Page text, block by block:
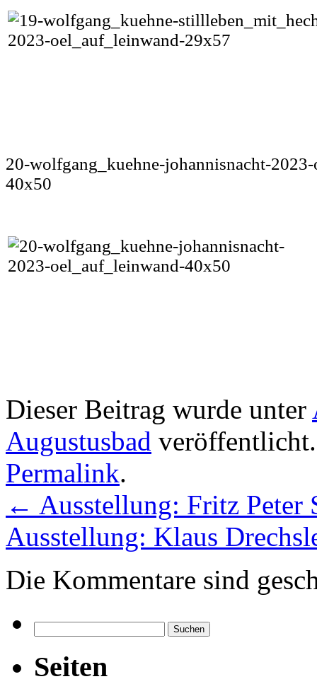
20-wolfgang_kuehne-johannisnacht-
40x50
Dieser Beitrag wurde unter
Augustusbad veröffentlicht.
Permalink.
← Ausstellung: Fritz Peter
Ausstellung: Klaus
Die Kommentare sind
nach:
Seiten